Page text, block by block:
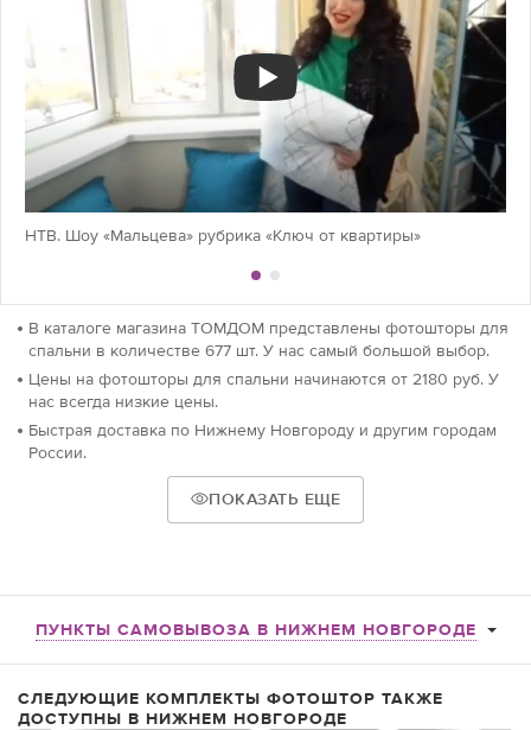
НТВ. Шоу «Мальцева» рубрика «Ключ от квартиры»
В каталоге магазина ТОМДОМ представлены фотошторы для
спальни в количестве 677 шт. У нас самый большой выбор.
Цены на фотошторы для спальни начинаются от 2180 руб. У
нас всегда низкие цены.
Быстрая доставка по Нижнему Новгороду и другим городам
России.
ПОКАЗАТЬ ЕЩЕ
ПУНКТЫ САМОВЫВОЗА В НИЖНЕМ НОВГОРОДЕ
СЛЕДУЮЩИЕ КОМПЛЕКТЫ ФОТОШТОР ТАКЖЕ
ДОСТУПНЫ В НИЖНЕМ НОВГОРОДЕ